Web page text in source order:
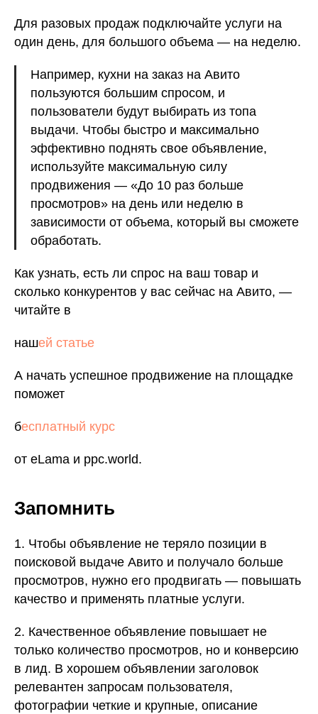
Для разовых продаж подключайте услуги на
один день, для большого объема — на неделю.
Например, кухни на заказ на Авито
пользуются большим спросом, и
пользователи будут выбирать из топа
выдачи. Чтобы быстро и максимально
эффективно поднять свое объявление,
используйте максимальную силу
продвижения — «До 10 раз больше
просмотров» на день или неделю в
зависимости от объема, который вы сможете
обработать.
Как узнать, есть ли спрос на ваш товар и
сколько конкурентов у вас сейчас на Авито, —
читайте в
нашей статье
А начать успешное продвижение на площадке
поможет
бесплатный курс
от eLama и ppc.world.
Запомнить
1. Чтобы объявление не теряло позиции в
поисковой выдаче Авито и получало больше
просмотров, нужно его продвигать — повышать
качество и применять платные услуги.
2. Качественное объявление повышает не
только количество просмотров, но и конверсию
в лид. В хорошем объявлении заголовок
релевантен запросам пользователя,
фотографии четкие и крупные, описание